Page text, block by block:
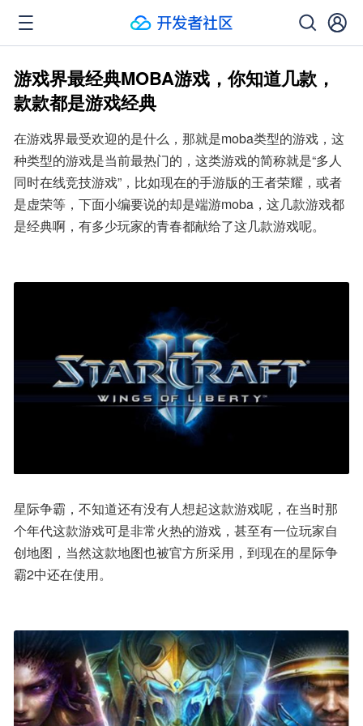
游戏界最经典MOBA游戏，你知道几款，
款款都是游戏经典
在游戏界最受欢迎的是什么，那就是moba类型的游戏，这
种类型的游戏是当前最热门的，这类游戏的简称就是“多人
同时在线竞技游戏”，比如现在的手游版的王者荣耀，或者
是虚荣等，下面小编要说的却是端游moba，这几款游戏都
是经典啊，有多少玩家的青春都献给了这几款游戏呢。
星际争霸，不知道还有没有人想起这款游戏呢，在当时那
个年代这款游戏可是非常火热的游戏，甚至有一位玩家自
创地图，当然这款地图也被官方所采用，到现在的星际争
霸2中还在使用。